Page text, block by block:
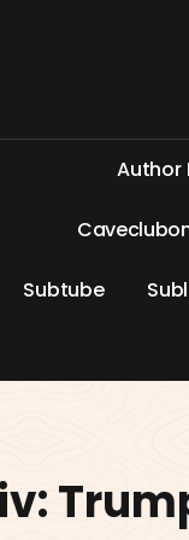
Author
Caveclubo
Subtube Subl